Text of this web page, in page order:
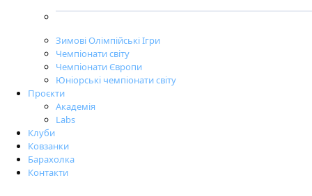
Зимові Олімпійські Ігри
Чемпіонати світу
Чемпіонати Європи
Юніорські чемпіонати світу
Проєкти
Академія
Labs
Клуби
Ковзанки
Барахолка
Контакти